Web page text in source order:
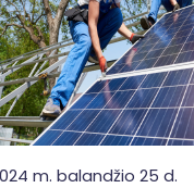
m. balandžio 25 d.